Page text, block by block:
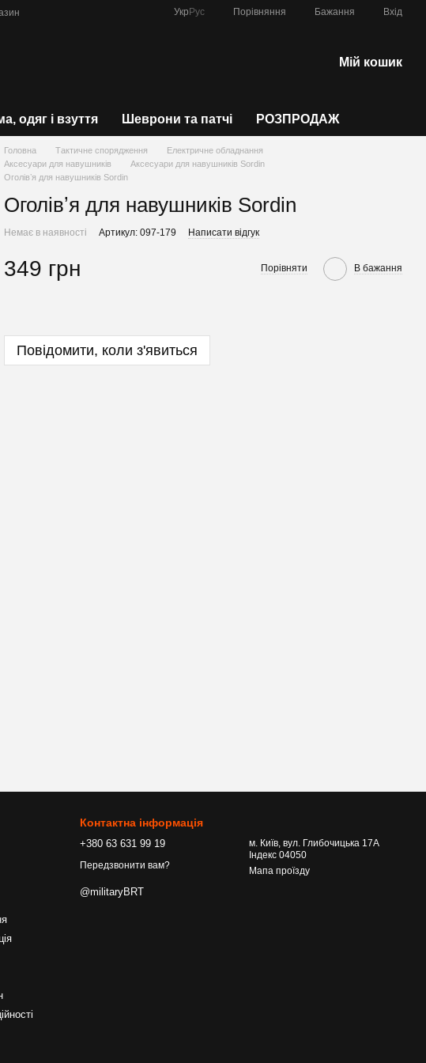
Укр Рус Порівняння Бажання Вхід
Мій кошик
одяг і взуття Шеврони та патчі РОЗПРОДАЖ
Головна Тактичне спорядження
Електричне обладнання
Аксесуари для навушників
Аксесуари для навушників Sordin
Оголівʼя для навушників Sordin
Оголівʼя для навушників Sordin
Немає в наявності Артикул: 097-179 Написати відгук
349 грн Порівняти В бажання
Повідомити, коли з'явиться
Контактна інформація
+380 63 631 99 19
Передзвонити вам?
@militaryBRT
м. Київ, вул. Глибочицька 17А
Індекс 04050
Мапа проїзду